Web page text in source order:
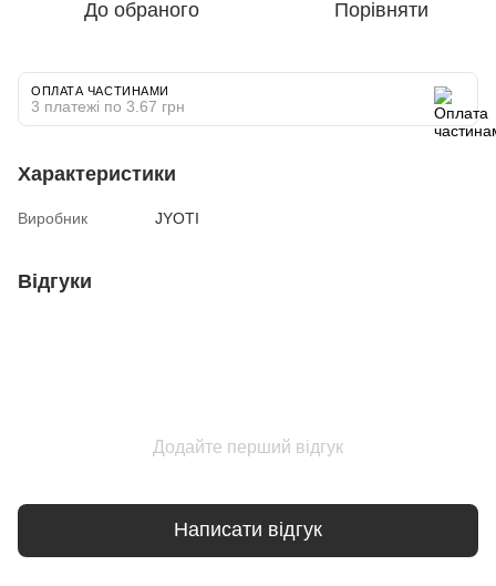
До обраного Порівняти
ОПЛАТА ЧАСТИНАМИ
3 платежі по 3.67 грн
Характеристики
Виробник JYOTI
Відгуки
Додайте перший відгук
Написати відгук